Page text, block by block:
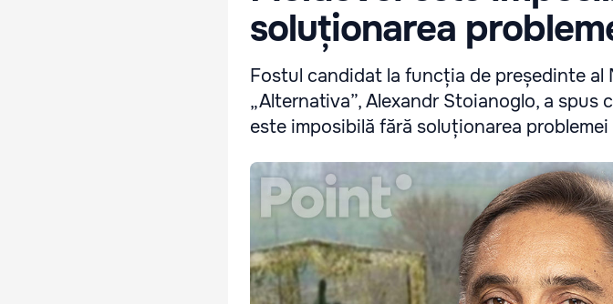
soluționarea
Fostul candidat la funcția de președinte al
„Alternativa”, Alexandr Stoianoglo, a spus
este imposibilă fără soluționarea